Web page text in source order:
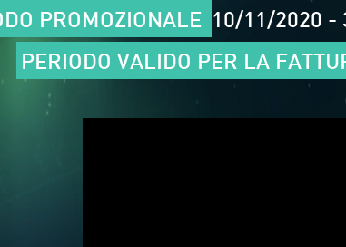
PROMOZIONALE 10/11/2020 -
PERIODO VALIDO PER LA